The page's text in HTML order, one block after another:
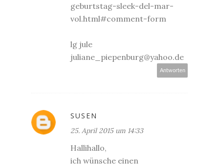
geburtstag-sleek-del-mar-
vol.html#comment-form
lg jule
juliane_piepenburg@yahoo.de
Antworten
SUSEN
25. April 2015 um 14:33
Hallihallo,
ich wünsche einen